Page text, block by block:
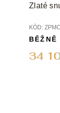
Zlaté
KÓD:
34
BĚŽNĚ